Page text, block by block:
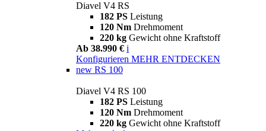
Diavel V4 RS
182 PS Leistung
120 Nm Drehmoment
220 kg Gewicht ohne Kraftstoff
Ab 38.990 € i
Konfigurieren MEHR ENTDECKEN
new RS 100
Diavel V4 RS 100
182 PS Leistung
120 Nm Drehmoment
220 kg Gewicht ohne Kraftstoff